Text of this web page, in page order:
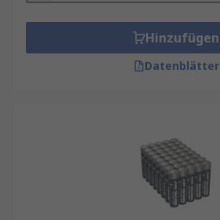
Hinzufügen
Datenblätter